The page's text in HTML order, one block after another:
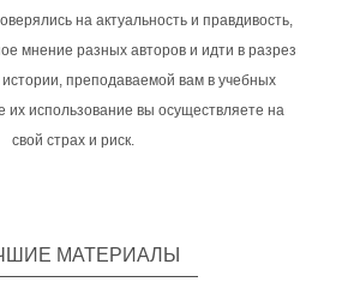
на актуальность и правдивость,
мнение разных авторов и идти в разрез
преподаваемой вам в учебных
их использование вы осуществляете на
свой страх и риск.
МАТЕРИАЛЫ